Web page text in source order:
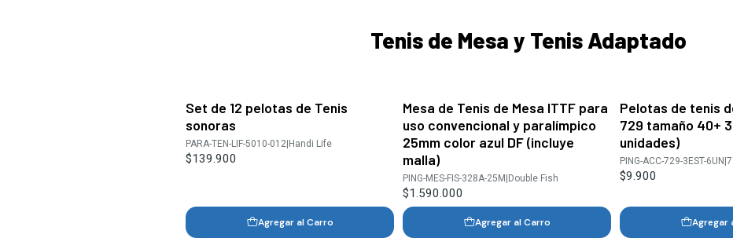
Tenis de Mesa y Tenis Adaptado
Set de 12 pelotas de Tenis
sonoras
PARA-TEN-LIF-5010-012| Handi Life
$139.900
Agregar al Carro
Mesa de Tenis de Mesa ITTF para
uso convencional y paralímpico
25mm color azul DF (incluye
malla)
PING-MES-FIS-328A-25M Double Fish
$1.590.000
Agregar al Carro
Pelotas de tenis
729 tamaño 40+
unidades)
PING-ACC-729-3EST-6UN
$9.900
Agregar